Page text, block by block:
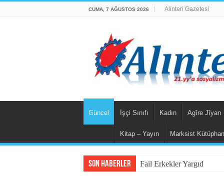
CUMA, 7 AĞUSTOS 2026 Alinteri Gazetesi
Güncel İşçi Sınıfı Kadın Agîre Jîyan
Kitap – Yayın Marksist
Son Haberler Fail Erkekler Yargıda